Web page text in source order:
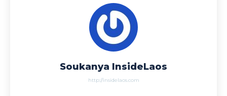
Soukanya InsideLaos
http://insidelaos.com